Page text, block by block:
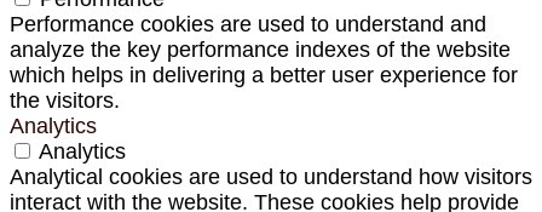
Performance cookies are used to understand and
analyze the key performance indexes of the website
which helps in delivering a better user experience for
the visitors.
Analytics
Analytics
Analytical cookies are used to understand how visitors
interact with the website. These cookies help provide